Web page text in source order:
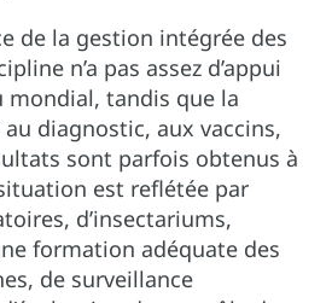
de la gestion intégrée des
n’a pas assez d’appui
mondial, tandis que la
diagnostic, aux vaccins,
sont parfois obtenus à
est reflétée par
d’insectariums,
formation adéquate des
de surveillance